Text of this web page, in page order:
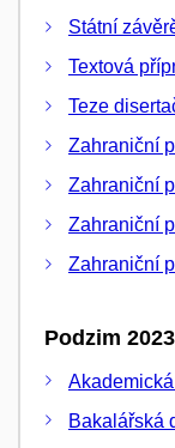
Státní
Textová
Teze
Zahraniční
Zahraniční
Zahraniční
Zahraniční
Podzim
Bakalářská